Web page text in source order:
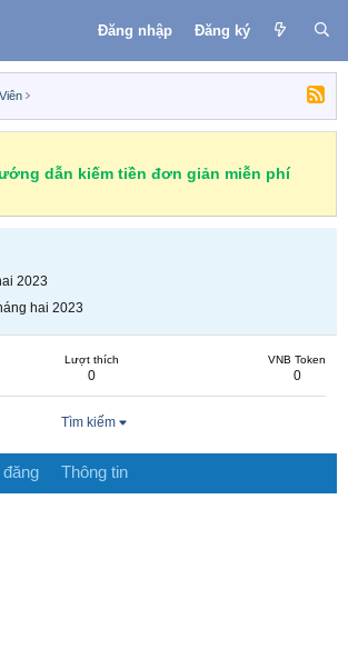
Đăng nhập Đăng ký
dẫn kiếm tiền đơn giản miễn phí
2023
hai 2023
Lượt thích
0
VNB Token
0
Tìm kiếm
đăng Thông tin